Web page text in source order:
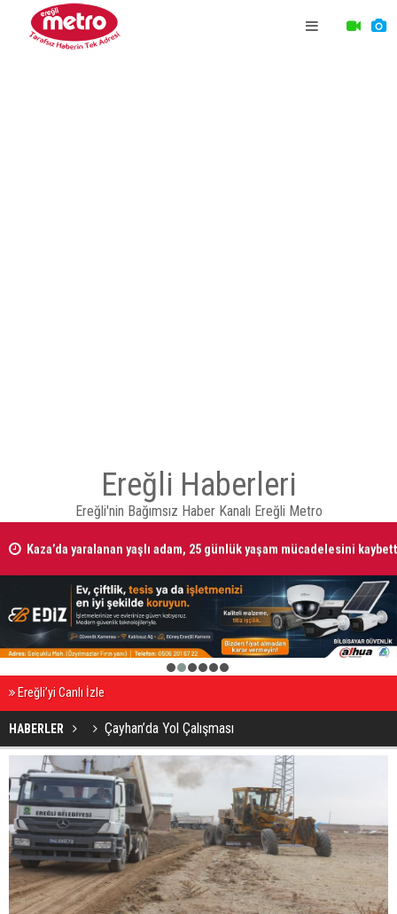
Ereğli Haberleri
Ereğli'nin Bağımsız Haber Kanalı Ereğli Metro
Kaza’da yaralanan yaşlı adam, 25 günlük yaşam mücadelesini
2 3 4 5 6
Ereğli’yi Canlı İzle
HABERLER Çayhan’da Yol Çalışması